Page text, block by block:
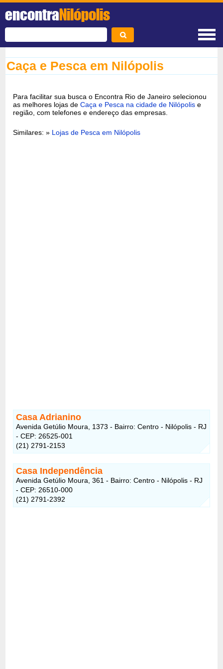
encontraNilópolis
Caça e Pesca em Nilópolis
Para facilitar sua busca o Encontra Rio de Janeiro selecionou
as melhores lojas deCaça e Pesca na cidade de Nilópolis e
região, com telefones e endereço das empresas.
Similares: » Lojas de Pesca em Nilópolis
Casa Adrianino
Avenida Getúlio Moura, 1373 - Bairro: Centro - Nilópolis - RJ
- CEP: 26525-001
(21) 2791-2153
Casa Independência
Avenida Getúlio Moura, 361 - Bairro: Centro - Nilópolis - RJ
- CEP: 26510-000
(21) 2791-2392